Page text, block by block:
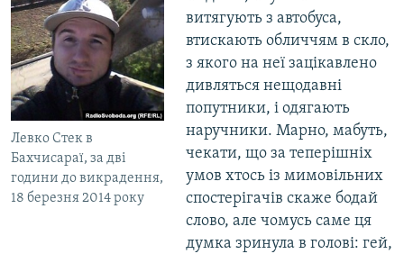
Левко Стек в
Бахчисараї, за дві
години до викрадення,
18 березня 2014 року
витягують з автобуса,
втискають обличчям в скло,
з якого на неї зацікавлено
дивляться нещодавні
попутники, і одягають
наручники. Марно, мабуть,
чекати, що за теперішніх
умов хтось із мимовільних
спостерігачів скаже бодай
слово, але чомусь саме ця
думка зринула в голові: гей,